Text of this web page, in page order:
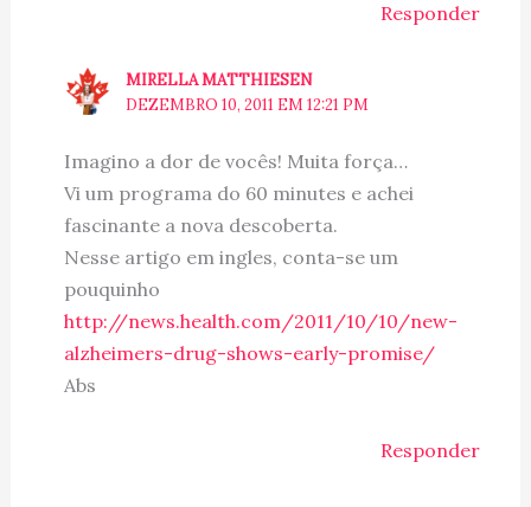
Responder
MIRELLA MATTHIESEN
DEZEMBRO 10, 2011 EM 12:21 PM
Imagino a dor de vocês! Muita força…
Vi um programa do 60 minutes e achei
fascinante a nova descoberta.
Nesse artigo em ingles, conta-se um
pouquinho
http://news.health.com/2011/10/10/new-
alzheimers-drug-shows-early-promise/
Abs
Responder